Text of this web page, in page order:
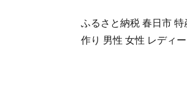
ふるさと納税 春日市
作り 男性 女性 レディ